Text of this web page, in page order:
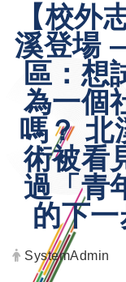
【校外
溪登場
區：想
為一個
嗎？ 北
術被看
過「青
的下
發布者：
SystemAdmin